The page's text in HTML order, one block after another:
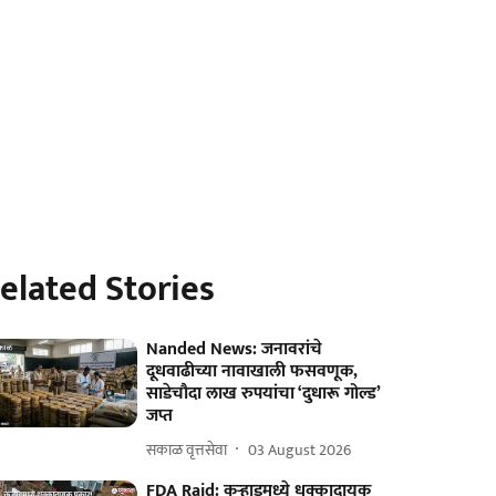
Stories
Nanded News: जनावरांचे
दूधवाढीच्या नावाखाली फसवणूक,
साडेचौदा लाख रुपयांचा ‘दुधारू गोल्ड’
जप्त
सकाळ वृत्तसेवा 03 August 2026